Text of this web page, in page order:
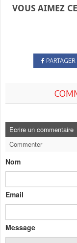
VOUS AIMEZ
PARTAGER
Ecrire un commentaire
Commenter
Nom
Email
Message